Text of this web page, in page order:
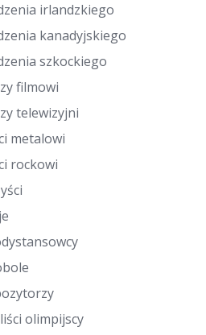
irlandzkiego
kanadyjskiego
szkockiego
filmowi
telewizyjni
metalowi
rockowi
olimpijscy